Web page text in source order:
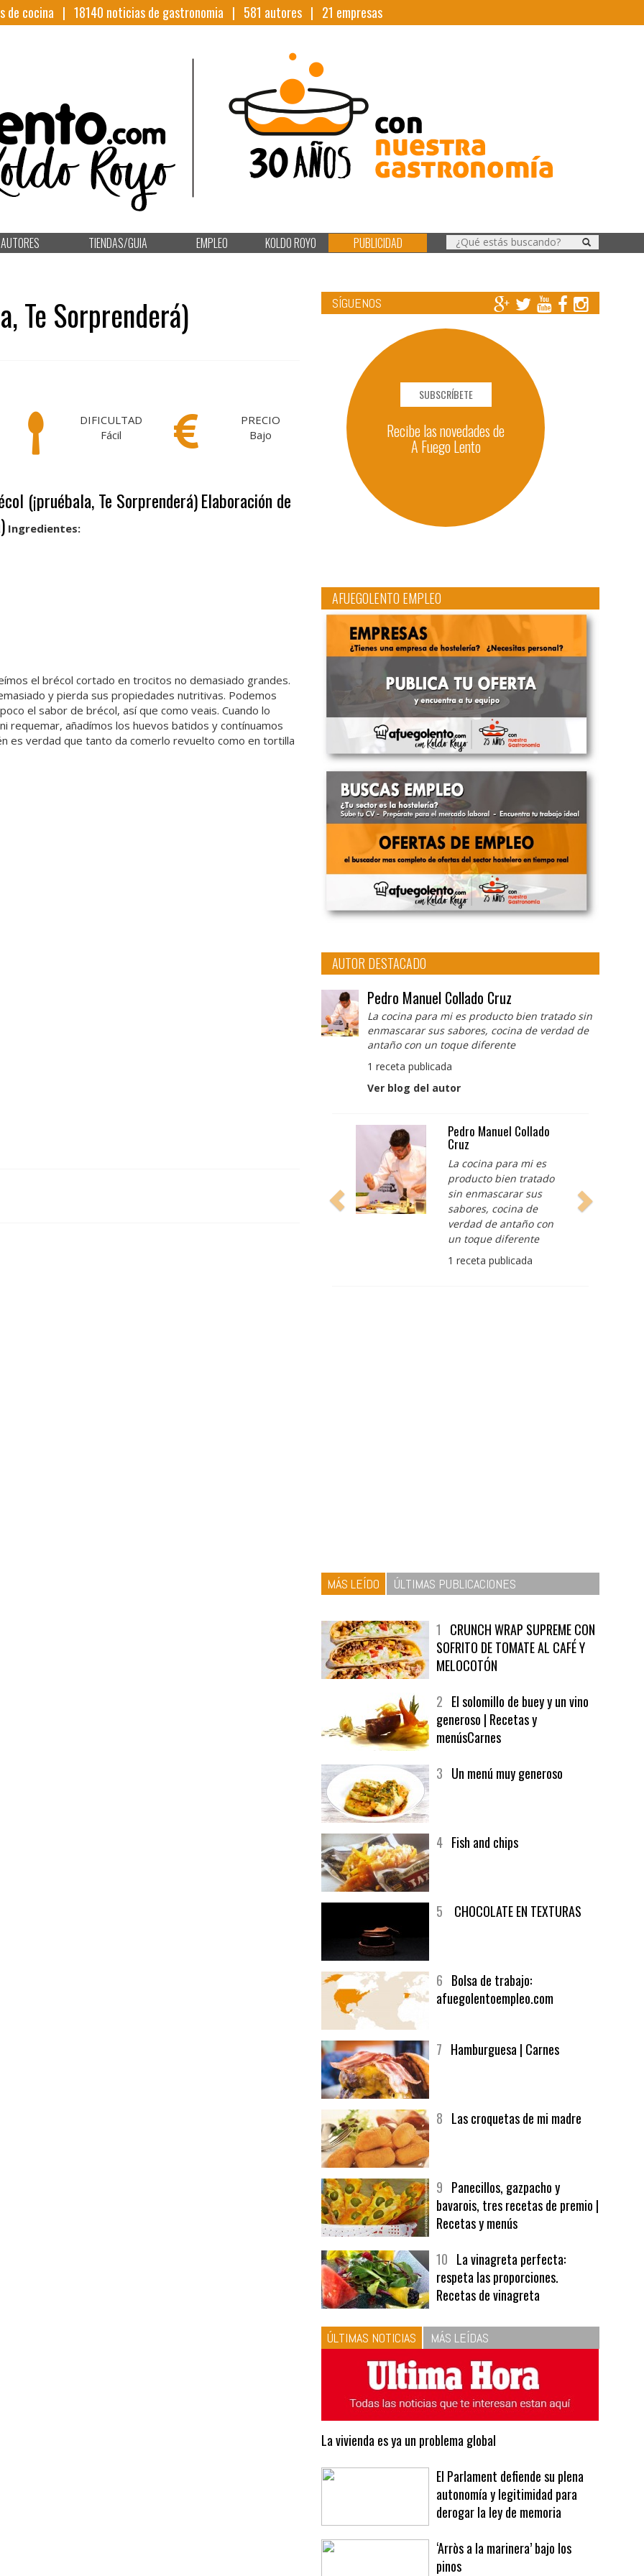
de cocina | 18140 noticias de gastronomia | 581 autores | 21 empresas
AUTORES TIENDAS/GUIA EMPLEO KOLDO ROYO PUBLICIDAD
Te Sorprenderá)
DIFICULTAD
Fácil
PRECIO
Bajo
(¡pruébala, Te Sorprenderá)Elaboración de
Ingredientes:
el brécol cortado en trocitos no demasiado grandes.
y pierda sus propiedades nutritivas. Podemos
el sabor de brécol, así que como veais. Cuando lo
requemar, añadímos los huevos batidos y contínuamos
es verdad que tanto da comerlo revuelto como en tortilla
SÍGUENOS
SUBSCRÍBETE
Recibe las novedades de
A Fuego Lento
AFUEGOLENTO EMPLEO
AUTOR DESTACADO
Pedro Manuel Collado Cruz
La cocina para mi es producto bien tratado sin
enmascarar sus sabores, cocina de verdad de
antaño con un toque diferente
1 receta publicada
Ver blog del autor
Albert Adrià
Redes sociales:
https://www.instagram.com/
https://www.instagram.com/
3 recetas publicadas
1CRUNCH WRAP SUPREME CON
SOFRITO DE TOMATE AL CAFÉ Y
2El solomillo de buey y un vino
generoso | Recetas y
3Un menú muy generoso
7Hamburguesa | Carnes
10La vinagreta perfecta:
respeta las proporciones.
ÚLTIMAS NOTICIAS MÁS LEÍDAS
La vivienda es ya un problema global
El Parlament defiende su plena
autonomía y legitimidad para
‘Arròs a la marinera’ bajo los
pinos
Unos ingresos de Champions para